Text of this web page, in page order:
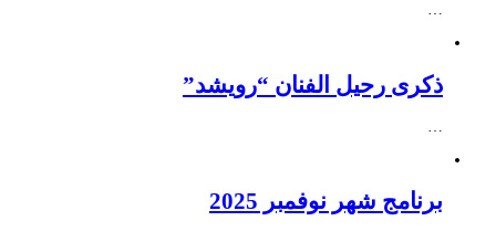
…
ذكرى رحيل الفنان “رويشد”
…
برنامج شهر نوفمبر 2025